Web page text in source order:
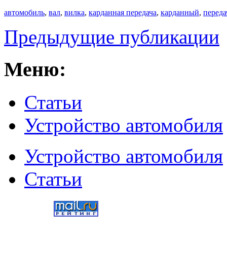
автомобиль, вал, вилка, карданная передача, карданный,
Предыдущие публикации
Меню:
Статьи
Устройство автомобиля
Устройство автомобиля
Статьи